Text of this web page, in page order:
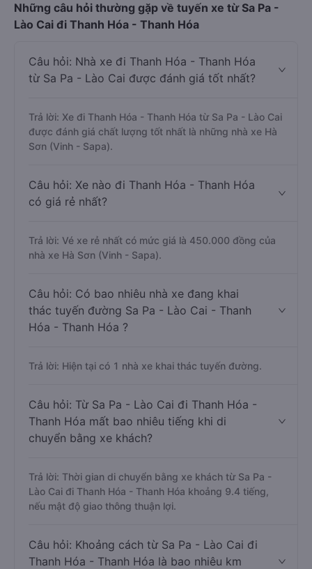
Những câu hỏi thường gặp về tuyến xe từ Sa Pa -
Lào Cai đi Thanh Hóa - Thanh Hóa
Câu hỏi: Nhà xe đi Thanh Hóa - Thanh Hóa
từ Sa Pa - Lào Cai được đánh giá tốt nhất?
Trả lời: Xe đi Thanh Hóa - Thanh Hóa từ Sa Pa - Lào Cai
được đánh giá chất lượng tốt nhất là những nhà xe Hà
Sơn (Vinh - Sapa).
Câu hỏi: Xe nào đi Thanh Hóa - Thanh Hóa
có giá rẻ nhất?
Trả lời: Vé xe rẻ nhất có mức giá là 450.000 đồng của
nhà xe Hà Sơn (Vinh - Sapa).
Câu hỏi: Có bao nhiêu nhà xe đang khai
thác tuyến đường Sa Pa - Lào Cai - Thanh
Hóa - Thanh Hóa ?
Trả lời: Hiện tại có 1 nhà xe khai thác tuyến đường.
Câu hỏi: Từ Sa Pa - Lào Cai đi Thanh Hóa -
Thanh Hóa mất bao nhiêu tiếng khi di
chuyển bằng xe khách?
Trả lời: Thời gian di chuyển bằng xe khách từ Sa Pa -
Lào Cai đi Thanh Hóa - Thanh Hóa khoảng 9.4 tiếng,
nếu mật độ giao thông thuận lợi.
Câu hỏi: Khoảng cách từ Sa Pa - Lào Cai đi
Thanh Hóa - Thanh Hóa là bao nhiêu km